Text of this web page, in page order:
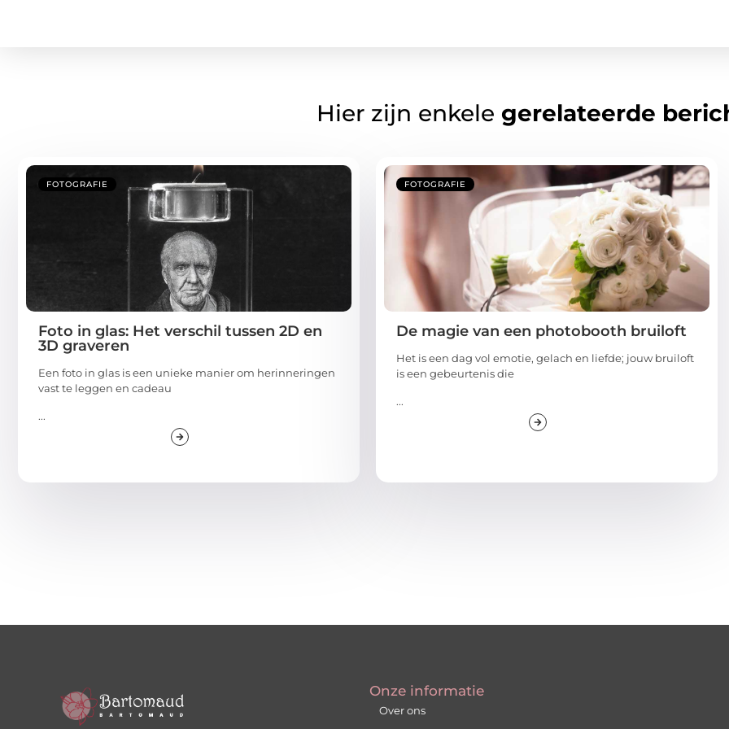
Hier zijn enkele gerelateerde
FOTOGRAFIE
Foto in glas: Het verschil tussen 2D en
3D graveren
Een foto in glas is een unieke manier om herinneringen
vast te leggen en cadeau
...
FOTOGRAFIE
De magie van een photobooth bruiloft
Het is een dag vol emotie, gelach en liefde; jouw bruiloft
is een gebeurtenis die
...
Onze informatie
Over ons